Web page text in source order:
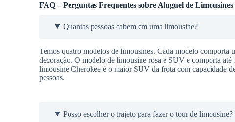
FAQ – Perguntas Frequentes sobre Aluguel de Limousines
Quantas pessoas cabem em uma limousine?
Temos quatro modelos de limousines. Cada modelo comporta
decoração. O modelo de limousine rosa é SUV e comporta até
limousine Cherokee é o maior SUV da frota com capacidade
pessoas.
Posso escolher o trajeto para fazer o tour de limousine?